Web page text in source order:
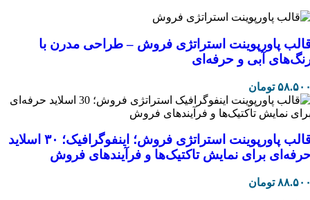
پاورپوینت استراتژی فروش – طراحی مدرن با
آبی و حرفه‌ای
تومان
قالب پاورپوینت استراتژی فروش؛ اینفوگرافیک؛ ۳۰ اسلاید
برای نمایش تاکتیک‌ها و فرآیندهای فروش
تومان